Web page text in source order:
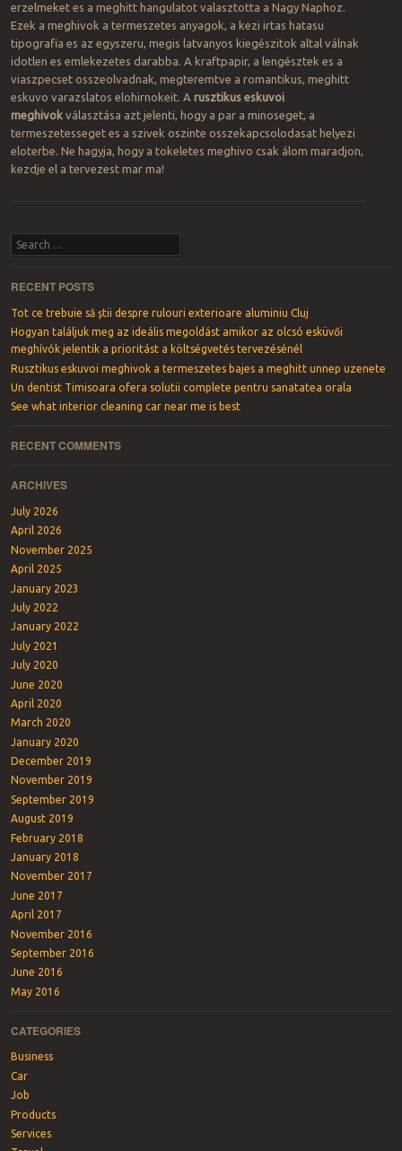
erzelmeket es a meghitt hangulatot valasztotta a Nagy Naphoz.
Ezek a meghivok a termeszetes anyagok, a kezi irtas hatasu
tipografia es az egyszeru, megis latvanyos kiegészitok altal válnak
idotlen es emlekezetes darabba. A kraftpapir, a lengésztek es a
viaszpecset osszeolvadnak, megteremtve a romantikus, meghitt
eskuvo varazslatos elohirnokeit. A rusztikus eskuvoi
meghivokválasztása azt jelenti, hogy a par a minoseget, a
termeszetesseget es a szivek oszinte osszekapcsolodasat helyezi
eloterbe. Ne hagyja, hogy a tokeletes meghivo csak álom maradjon,
kezdje el a tervezest mar ma!
Search
RECENT POSTS
Tot ce trebuie să știi despre rulouri exterioare aluminiu Cluj
Hogyan találjuk meg az ideális megoldást amikor az olcsó esküvői
meghívók jelentik a prioritást a költségvetés tervezésénél
Rusztikus eskuvoi meghivok a termeszetes bajes a meghitt unnep uzenete
Un dentist Timisoara ofera solutii complete pentru sanatatea orala
See what interior cleaning car near me is best
RECENT COMMENTS
ARCHIVES
July 2026
April 2026
November 2025
April 2025
January 2023
July 2022
January 2022
July 2021
July 2020
June 2020
April 2020
March 2020
January 2020
December 2019
November 2019
September 2019
August 2019
February 2018
January 2018
November 2017
June 2017
April 2017
November 2016
September 2016
June 2016
May 2016
CATEGORIES
Business
Car
Job
Products
Services